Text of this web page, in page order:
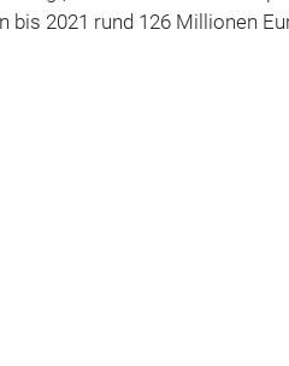
bis 2021 rund 126 Millionen